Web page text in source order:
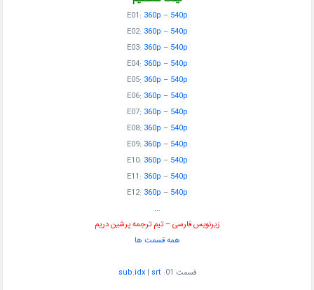
E01: 360p – 540p
E02: 360p – 540p
E03: 360p – 540p
E04: 360p – 540p
E05: 360p – 540p
E06: 360p – 540p
E07: 360p – 540p
E08: 360p – 540p
E09: 360p – 540p
E10: 360p – 540p
E11: 360p – 540p
E12: 360p – 540p
…
زیرنویس فارسی – تیم ترجمه پرشین دریم
همه قسمت ها
قسمت 01: sub.idx| srt